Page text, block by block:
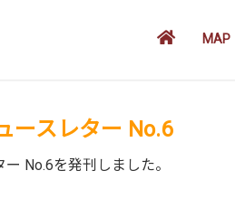
MAP
ースレター No.6
No.6を発刊しました。